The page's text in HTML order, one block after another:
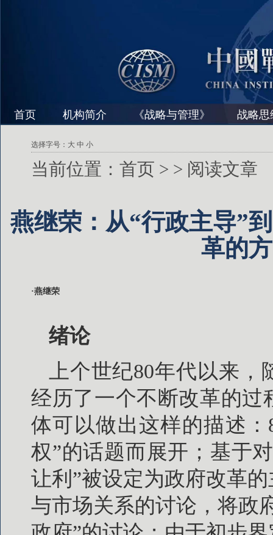
首页 机构简介 《战略与管理》 战略思
选择字号： 大 中 小
当前位置： 首页 > > 阅读文章
燕继荣：从“行政主导”
革的
·燕继荣
绪论
上个世纪80年代以来
经历了一个不断改革的过
体可以做出这样的描述
权”的话题而展开；基于
让利”被设定为政府改革
与市场关系的讨论，将政